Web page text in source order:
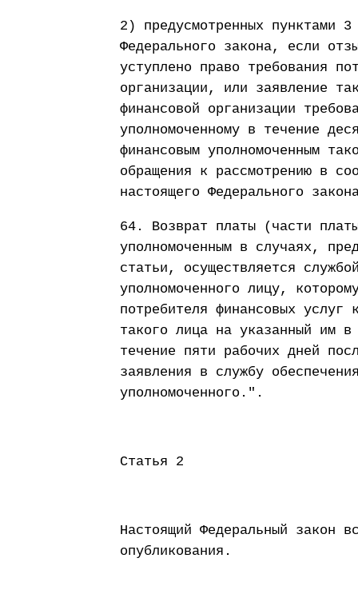
2) предусмотренных пунктами
Федерального закона, если
уступлено право требования
организации, или заявление
финансовой организации
уполномоченному в течение
финансовым уполномоченным
обращения к рассмотрению в
настоящего Федерального
64. Возврат платы (части
уполномоченным в случаях,
статьи, осуществляется
уполномоченного лицу,
потребителя финансовых услуг
такого лица на указанный им в
течение пяти рабочих дней
заявления в службу
уполномоченного.".
Статья 2
Настоящий Федеральный закон
опубликования.